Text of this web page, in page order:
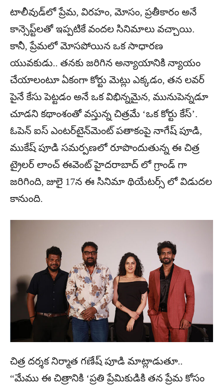
టాలీవుడ్‌లో ప్రేమ, విరహం, మోసం, ప్రతీకారం అనే
కాన్సెప్ట్‌లతో ఇప్పటికే వందల సినిమాలు వచ్చాయి.
కానీ, ప్రేమలో మోసపోయిన ఒక సాధారణ
యువకుడు.. తనకు జరిగిన అన్యాయానికి న్యాయం
చేయాలంటూ ఏకంగా కోర్టు మెట్లు ఎక్కడం, తన లవర్
పైనే కేసు పెట్టడం అనే ఒక విభిన్నమైన, మునుపెన్నడూ
చూడని కథాంశంతో వస్తున్న చిత్రమే ‘ఒక కోర్టు కేస్’.
ఓపెన్ ఐస్ ఎంటర్‌టైన్‌మెంట్‌ పతాకంపై నాగేష్ పూడి,
ముకేష్ పూడి సమర్పణలో రూపొందుతున్న ఈ చిత్ర
ట్రైలర్ లాంచ్ ఈవెంట్ హైదరాబాద్ లో గ్రాండ్ గా
జరిగింది, జులై 17న ఈ సినిమా థియేటర్స్ లో విడుదల
కానుంది.
చిత్ర దర్శక నిర్మాత గణేష్ పూడి మాట్లాడుతూ..
“మేము ఈ చిత్రానికి ‘ప్రతి ప్రేమికుడికి తన ప్రేమ కోసం